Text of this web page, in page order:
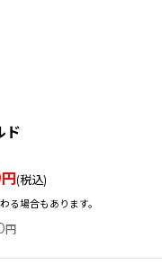
ド
円 (税込)
る場合もあります。
円